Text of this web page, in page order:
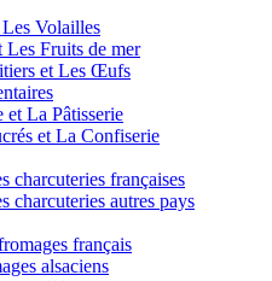
Volailles
Les Fruits de mer
et Les Œufs
La Pâtisserie
et La Confiserie
charcuteries françaises
charcuteries autres pays
français
alsaciens